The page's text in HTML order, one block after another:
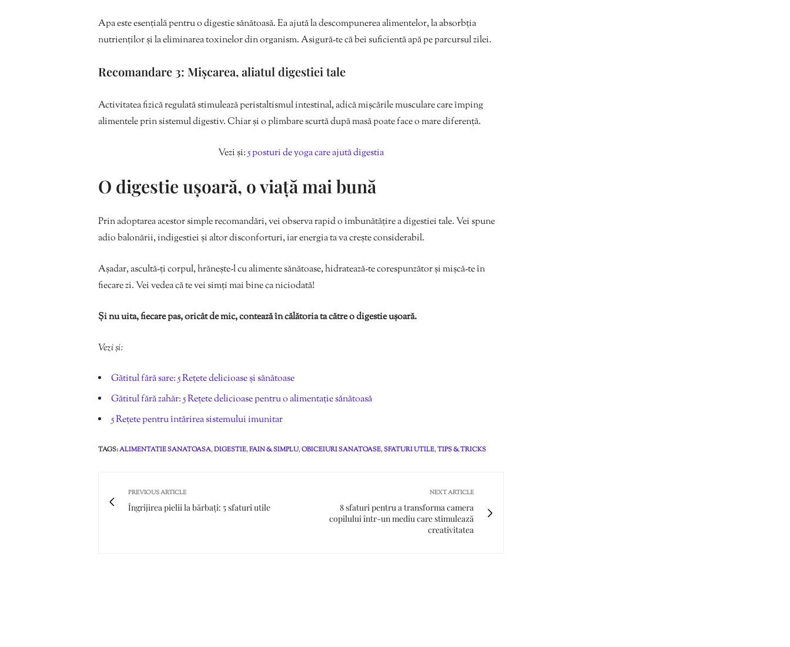
Apa este esențială pentru o digestie sănătoasă. Ea ajută la descompunerea alimentelor, la absorbția
nutrienților și la eliminarea toxinelor din organism. Asigură-te că bei suficientă apă pe parcursul zilei.
Recomandare 3: Mișcarea, aliatul digestiei tale
Activitatea fizică regulată stimulează peristaltismul intestinal, adică mișcările musculare care împing
alimentele prin sistemul digestiv. Chiar și o plimbare scurtă după masă poate face o mare diferență.
Vezi și:5 posturi de yoga care ajută digestia
O digestie ușoară, o viață mai bună
Prin adoptarea acestor simple recomandări, vei observa rapid o îmbunătățire a digestiei tale. Vei spune
adio balonării, indigestiei și altor disconforturi, iar energia ta va crește considerabil.
Așadar, ascultă-ți corpul, hrănește-l cu alimente sănătoase, hidratează-te corespunzător și mișcă-te în
fiecare zi. Vei vedea că te vei simți mai bine ca niciodată!
Și nu uita, fiecare pas, oricât de mic, contează în călătoria ta către o digestie ușoară.
Vezi și:
Gătitul fără sare: 5 Rețete delicioase și sănătoase
Gătitul fără zahăr: 5 Rețete delicioase pentru o alimentație sănătoasă
5 Rețete pentru întărirea sistemului imunitar
TAGS:ALIMENTATIE SANATOASA,DIGESTIE,FAIN & SIMPLU,OBICEIURI SANATOASE,SFATURI UTILE,TIPS & TRICKS
PREVIOUS ARTICLE
Îngrijirea pielii la bărbați: 5 sfaturi utile
NEXT ARTICLE
8 sfaturi pentru a transforma camera
copilului într-un mediu care stimulează
creativitatea